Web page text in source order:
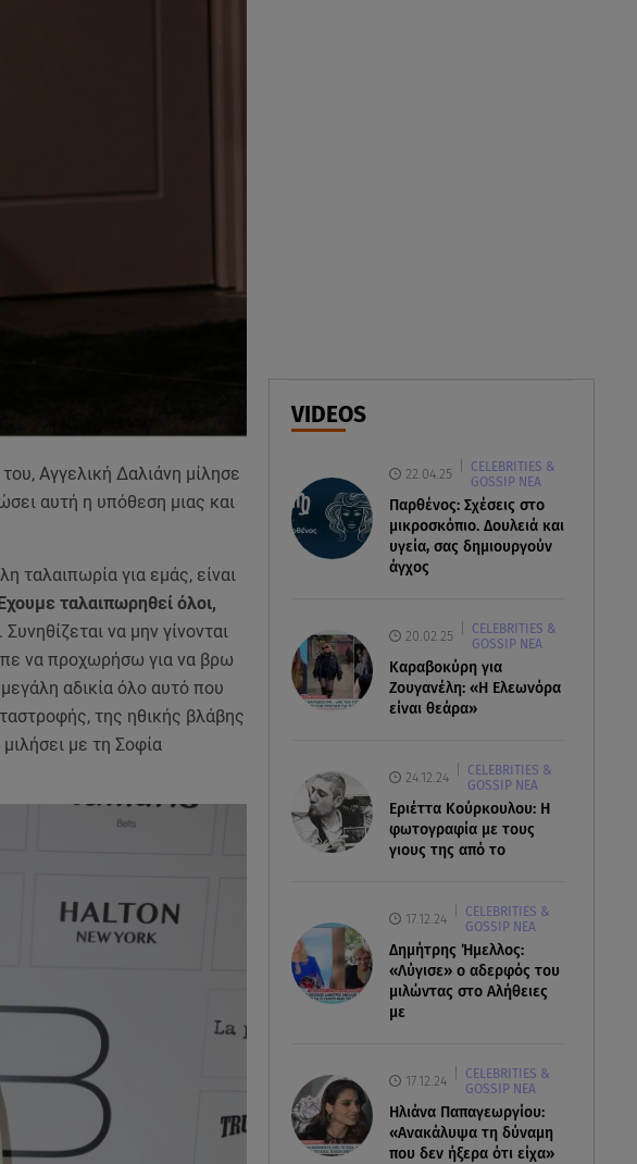
λόγια του 22χρονου
05.08.26 , 21:48
Starte - Γιώργος Δουατζής: «Με
θέλγει ιδιαιτέρως κάθε μορφή
τέχνης»
VIDEOS
22.04.25
CELEBRITIES &
GOSSIP ΝΕΑ
Παρθένος: Σχέσεις στο
μικροσκόπιο. Δουλειά και
υγεία, σας δημιουργούν
άγχος
20.02.25
CELEBRITIES &
GOSSIP ΝΕΑ
Καραβοκύρη για
Ζουγανέλη: «Η Ελεωνόρα
είναι θεάρα»
24.12.24
CELEBRITIES &
GOSSIP ΝΕΑ
Εριέττα Κούρκουλου: Η
φωτογραφία με τους
γιους της από το
17.12.24
CELEBRITIES &
GOSSIP ΝΕΑ
Δημήτρης Ήμελλος:
«Λύγισε» ο αδερφός του
μιλώντας στο Αλήθειες
με
17.12.24
CELEBRITIES &
GOSSIP ΝΕΑ
Ηλιάνα Παπαγεωργίου:
«Ανακάλυψα τη δύναμη
που δεν ήξερα ότι είχα»
Αγγελική Δαλιάνη μίλησε
αυτή η υπόθεση μιας και
ταλαιπωρία για εμάς, είναι
ταλαιπωρηθεί όλοι,
να μην γίνονται
να προχωρήσω για να βρω
αδικία όλο αυτό που
της ηθικής βλάβης
με τη Σοφία